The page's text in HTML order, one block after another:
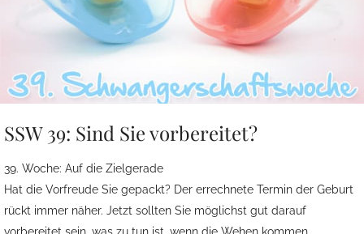
SSW 39: Sind Sie vorbereitet?
39. Woche: Auf die Zielgerade
Hat die Vorfreude Sie gepackt? Der errechnete Termin der Geburt
rückt immer näher. Jetzt sollten Sie möglichst gut darauf